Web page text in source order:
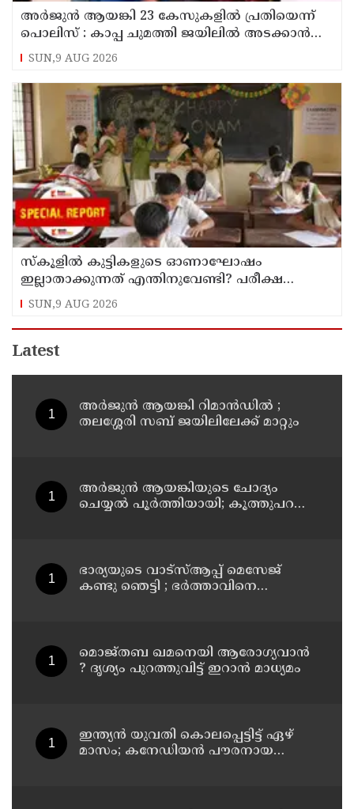
അര്‍ജുന്‍ ആയങ്കി 23 കേസുകളില്‍ പ്രതിയെന്ന്
പൊലിസ് : കാപ്പ ചുമത്തി ജയിലില്‍ അടക്കാന്‍
നീക്കം
SUN,9 AUG 2026
സ്‌കൂളില്‍ കുട്ടികളുടെ ഓണാഘോഷം
ഇല്ലാതാക്കുന്നത് എന്തിനുവേണ്ടി? പരീക്ഷ
ഷെഡ്യൂള്‍ മാറ്റിയത് തിരുത്തുമോ?
SUN,9 AUG 2026
Latest
അര്‍ജുന്‍ ആയങ്കി റിമാന്‍ഡില്‍ ;
തലശ്ശേരി സബ് ജയിലിലേക്ക് മാറ്റും
അര്‍ജുന്‍ ആയങ്കിയുടെ ചോദ്യം
ചെയ്യല്‍ പൂര്‍ത്തിയായി; കൂത്തുപറമ്പ്
ഭാര്യയുടെ വാട്സ്ആപ്പ് മെസേജ്
കണ്ടു ഞെട്ടി ; ഭര്‍ത്താവിനെ
യുവതിയും സുഹൃത്തും ഒളിവില്‍
മൊജ്തബ ഖമനെയി ആരോഗ്യവാന്‍
? ദൃശ്യം പുറത്തുവിട്ട് ഇറാന്‍ മാധ്യമം
ഇന്ത്യന്‍ യുവതി കൊലപ്പെട്ടിട്ട് ഏഴ്
മാസം; കനേഡിയന്‍ പൗരനായ